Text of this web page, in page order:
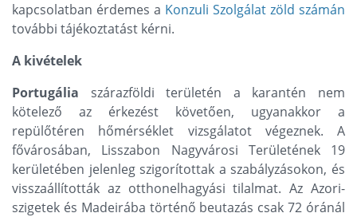
kapcsolatban érdemes a Konzuli Szolgálat zöld számán
további tájékoztatást kérni.
A kivételek
Portugália szárazföldi területén a karantén nem
kötelező az érkezést követően, ugyanakkor a
repülőtéren hőmérséklet vizsgálatot végeznek. A
fővárosában, Lisszabon Nagyvárosi Területének 19
kerületében jelenleg szigorítottak a szabályzásokon, és
visszaállították az otthonelhagyási tilalmat. Az Azori-
szigetek és Madeirába történő beutazás csak 72 óránál